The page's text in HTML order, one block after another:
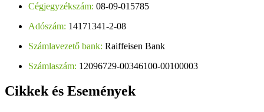
Cégjegyzékszám: 08-09-015785
Adószám: 14171341-2-08
Számlavezető bank: Raiffeisen Bank
Számlaszám: 12096729-00346100-00100003
Cikkek és Események